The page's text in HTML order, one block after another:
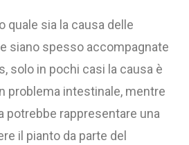
quale sia la causa delle
siano spesso accompagnate
solo in pochi casi la causa è
problema intestinale, mentre
potrebbe rappresentare una
il pianto da parte del